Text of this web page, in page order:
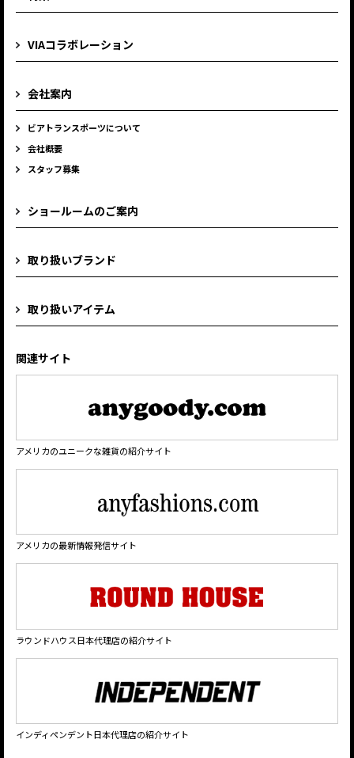
VIAコラボレーション
会社案内
ビアトランスポーツについて
会社概要
スタッフ募集
ショールームのご案内
取り扱いブランド
取り扱いアイテム
関連サイト
アメリカのユニークな雑貨の紹介サイト
アメリカの最新情報発信サイト
ラウンドハウス日本代理店の紹介サイト
インディペンデント日本代理店の紹介サイト